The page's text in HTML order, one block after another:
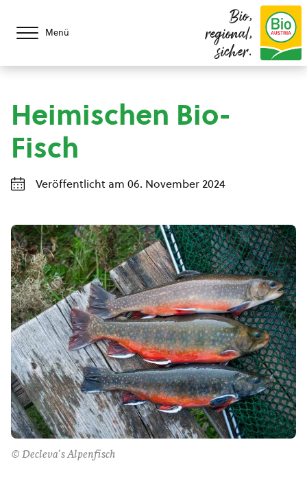
Menü
Bio,
regional,
sicher.
Heimischen Bio-
Fisch
Veröffentlicht am 06. November 2024
© Decleva's Alpenfisch